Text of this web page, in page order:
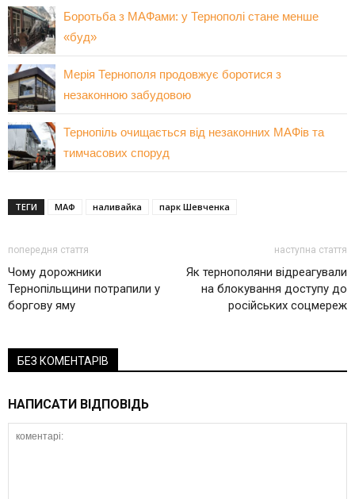
Боротьба з МАФами: у Тернополі стане менше
«буд»
Мерія Тернополя продовжує боротися з
незаконною забудовою
Тернопіль очищається від незаконних МАФів та
тимчасових споруд
ТЕГИ МАФ наливайка парк Шевченка
попередня стаття
Чому дорожники
Тернопільщини потрапили у
боргову яму
наступна стаття
Як тернополяни відреагували
на блокування доступу до
російських соцмереж
БЕЗ КОМЕНТАРІВ
НАПИСАТИ ВІДПОВІДЬ